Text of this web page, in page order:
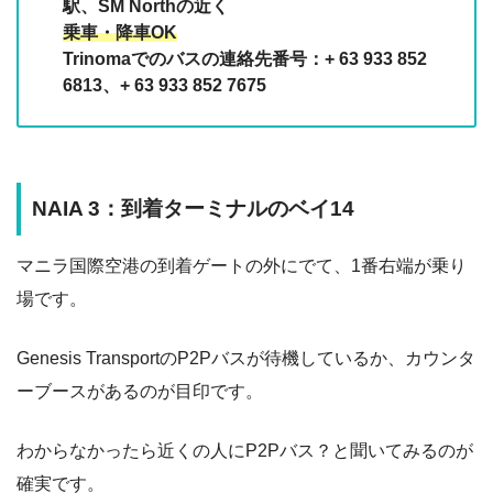
駅、SM Northの近く
乗車・降車OK
Trinomaでのバスの連絡先番号：+ 63 933 852
6813、+ 63 933 852 7675
NAIA 3：到着ターミナルのベイ14
マニラ国際空港の到着ゲートの外にでて、1番右端が乗り
場です。
Genesis TransportのP2Pバスが待機しているか、カウンタ
ーブースがあるのが目印です。
わからなかったら近くの人にP2Pバス？と聞いてみるのが
確実です。